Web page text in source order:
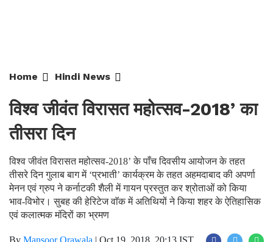
Home Hindi News
विश्व जीवंत विरासत महोत्सव-2018’ का
तीसरा दिन
विश्व जीवंत विरासत महोत्सव-2018’ के पाँच दिवसीय आयोजन के तहत
तीसरे दिन गुलाब बाग में ‘प्रभाती’ कार्यक्रम के तहत अहमदाबाद की अपर्णा
मेनन एवं ग्रुप ने कर्नाटकी शैली में गायन प्रस्तुत कर श्रोताओं को किया
भाव-विभोर। सुबह की हेरिटेज वाॅक में अतिथियों ने किया शहर के ऐतिहासिक
एवं कलात्मक मंदिरों का भ्रमण
By Mansoor Orawala | Oct 19, 2018, 20:13 IST